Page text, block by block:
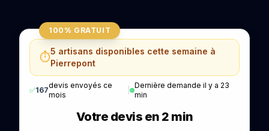
100% GRATUIT
⏱️5 artisans disponibles cette semaine à
Pierrepont
✅167
devis envoyés ce
mois
|
Dernière demande il y a 23
min
Votre devis en 2 min